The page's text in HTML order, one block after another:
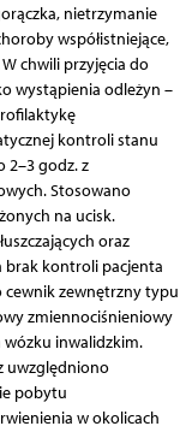
nietrzymanie
współistniejące,
chwili przyjęcia do
wystąpienia odleżyn –
kontroli stanu
2–3 godz. z
Stosowano
na ucisk.
oraz
brak kontroli pacjenta
cewnik zewnętrzny typu
zmiennociśnieniowy
wózku inwalidzkim.
uwzględniono
pobytu
w okolicach